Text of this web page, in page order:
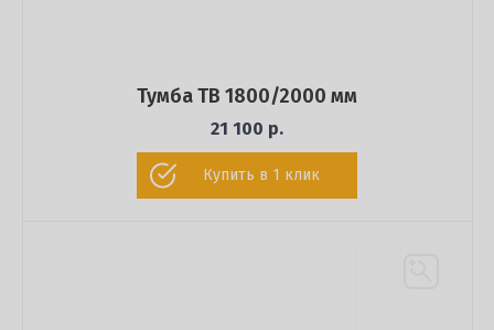
Тумба ТВ 1800/2000 мм
21 100 р.
Купить в 1 клик